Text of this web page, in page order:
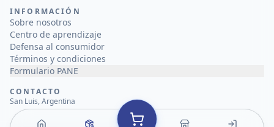
INFORMACIÓN
Sobre nosotros
Centro de aprendizaje
Defensa al consumidor
Términos y condiciones
Formulario PANE
CONTACTO
San Luis, Argentina